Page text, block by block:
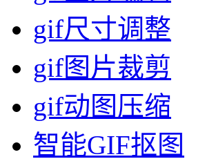
扫码关注公众号
动图工具
电脑录屏软件
图片合成gif